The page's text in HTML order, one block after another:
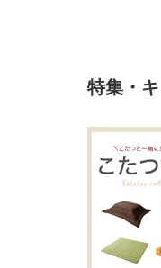
特集・